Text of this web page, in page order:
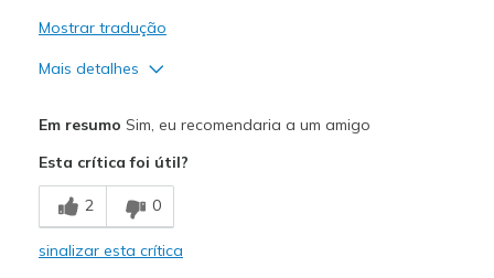
Mostrar tradução
Mais detalhes
Melhores utilizações
Casual Wear
Em resumo Sim, eu recomendaria a um amigo
Esta crítica foi útil?
2 0
sinalizar esta crítica